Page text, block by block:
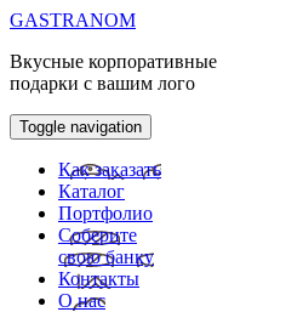
GASTRANOM
Вкусные корпоративные
подарки с вашим лого
Toggle navigation
Как заказать
Каталог
Портфолио
Соберите
свою банку
Контакты
О нас